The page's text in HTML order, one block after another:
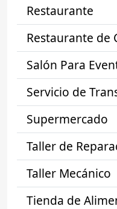
Restaurante
Restaurante de
Salón Para
Servicio de
Supermercado
Taller de
Taller Mecánico
Tienda de